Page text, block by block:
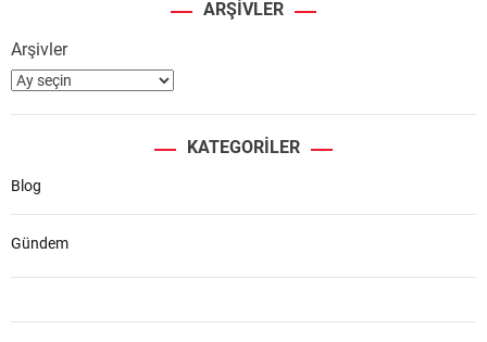
ARŞIVLER
Arşivler
KATEGORILER
Blog
Gündem